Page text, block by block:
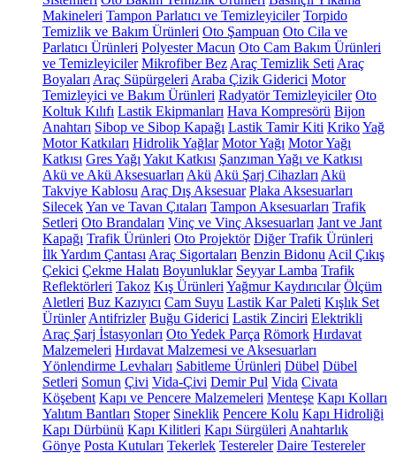
Makineleri Tampon Parlatıcı ve Temizleyiciler Torpido
Temizlik ve Bakım Ürünleri Oto Şampuan Oto Cila ve
Parlatıcı Ürünleri Polyester Macun Oto Cam Bakım Ürünleri
ve Temizleyiciler Mikrofiber Bez Araç Temizlik Seti Araç
Boyaları Araç Süpürgeleri Araba Çizik Giderici Motor
Temizleyici ve Bakım Ürünleri Radyatör Temizleyiciler Oto
Koltuk Kılıfı Lastik Ekipmanları Hava Kompresörü Bijon
Anahtarı Sibop ve Sibop Kapağı Lastik Tamir Kiti KrikoYağ
Motor Katkıları Hidrolik Yağlar Motor Yağı Motor Yağı
Katkısı Gres Yağı Yakıt Katkısı Şanzıman Yağı ve Katkısı
Akü ve Akü Aksesuarları Akü Akü Şarj Cihazları Akü
Takviye Kablosu Araç Dış Aksesuar Plaka Aksesuarları
SilecekYan ve Tavan Çıtaları Tampon Aksesuarları Trafik
Setleri Oto Brandaları Vinç ve Vinç Aksesuarları Jant ve Jant
Kapağı Trafik Ürünleri Oto Projektör Diğer Trafik Ürünleri
İlk Yardım Çantası Araç Sigortaları Benzin Bidonu Acil Çıkış
Çekici Çekme Halatı Boyunluklar Seyyar Lamba Trafik
Reflektörleri Takoz Kış Ürünleri Yağmur Kaydırıcılar Ölçüm
Aletleri Buz Kazıyıcı Cam Suyu Lastik Kar Paleti Kışlık Set
Ürünler Antifrizler Buğu Giderici Lastik Zinciri Elektrikli
Araç Şarj İstasyonları Oto Yedek Parça Römork Hırdavat
Malzemeleri Hırdavat Malzemesi ve Aksesuarları
Yönlendirme Levhaları Sabitleme Ürünleri Dübel Dübel
Setleri Somun Çivi Vida-Çivi Demir Pul Vida Civata
Köşebent Kapı ve Pencere Malzemeleri Menteşe Kapı Kolları
Yalıtım Bantları Stoper Sineklik Pencere Kolu Kapı Hidroliği
Kapı Dürbünü Kapı Kilitleri Kapı Sürgüleri Anahtarlık
Gönye Posta Kutuları Tekerlek Testereler Daire Testereler